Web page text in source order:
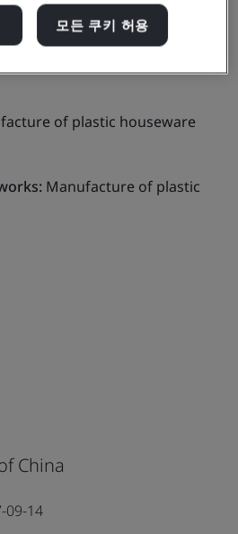
Co.,
of plastic houseware
Manufacture of plastic
China
09-14
모든 쿠키 허용